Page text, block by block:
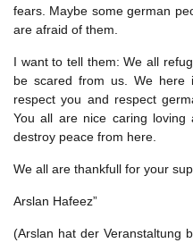
fears. Maybe some german
are afraid of them.
I want to tell them: We all
be scared from us. We here
respect you and respect
You all are nice caring loving
destroy peace from here.
We all are thankfull for your
Arslan Hafeez”
(Arslan hat der Veranstaltung